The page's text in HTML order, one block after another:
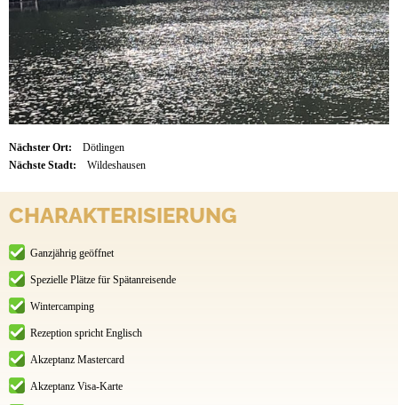
Nächster Ort:
Dötlingen
Nächste Stadt:
Wildeshausen
CHARAKTERISIERUNG
Ganzjährig geöffnet
Spezielle Plätze für Spätanreisende
Wintercamping
Rezeption spricht Englisch
Akzeptanz Mastercard
Akzeptanz Visa-Karte